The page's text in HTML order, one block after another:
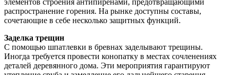
элементов строения антипиренами, предотвращающими
распространение горения. На рынке доступны составы,
сочетающие в себе несколько защитных функций.
Заделка трещин
С помощью шпатлевки в бревнах заделывают трещины.
Иногда требуется провести конопатку в местах сочленениях
деталей деревянного дома. Эти мероприятия гарантируют